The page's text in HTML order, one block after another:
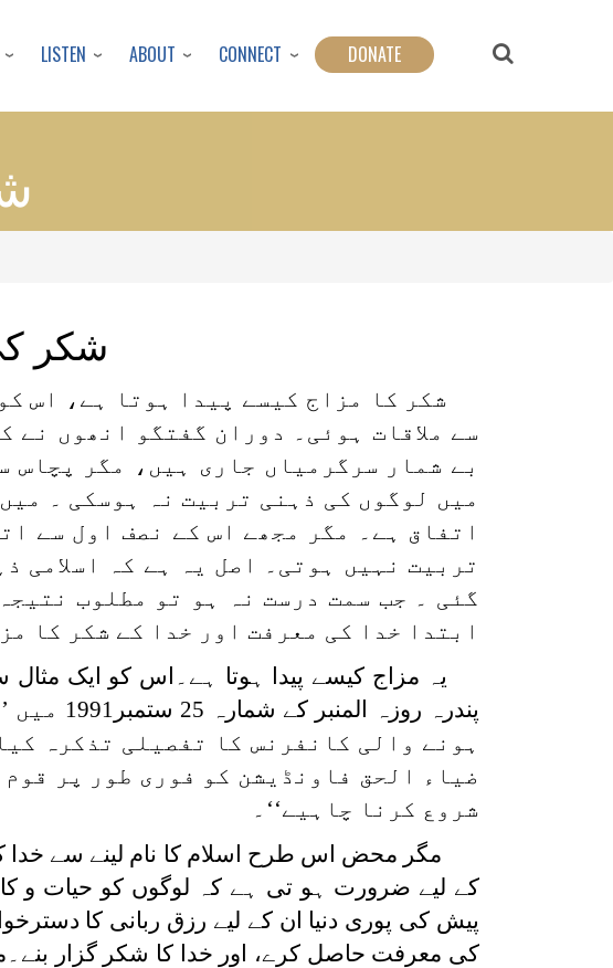
LISTEN ABOUT CONNECT DONATE
شکر
شکر کا مزاج کیسے پیدا ہوتا ہے، اس
سے ملاقات ہوئی۔ دوران گفتگو انھوں نے
بے شمار سرگرمیاں جاری ہیں، مگر پچاس
میں لوگوں کی ذہنی تربیت نہ ہوسکی ۔
اتفاق ہے۔ مگر مجھے اس کے نصف اول سے
تربیت نہیں ہوتی۔ اصل یہ ہے کہ اسلامی
گئی ۔ جب سمت درست نہ ہو تو مطلوب
ابتدا خدا کی معرفت اور خدا کے شکر کا
یہ مزاج کیسے پیدا ہوتا ہے۔اس کو ایک
پندرہ
ہونے والی کانفرنس کا تفصیلی تذکرہ
ضیاء الحق فاونڈیشن کو فوری طور پر
شروع کرنا چاہیے‘‘۔
مگر محض اس طرح اسلام کا نام لینے سے خدا
کے لیے ضرورت ہو تی ہے کہ لوگوں کو حیات و
پیش کی پوری دنیا ان کے لیے رزق ربانی کا
کی معرفت حاصل کرے، اور خدا کا شکر گزار